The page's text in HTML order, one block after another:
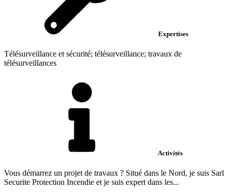
Expertises
Télésurveillance et sécurité; télésurveillance; travaux de
télésurveillances
Activités
Vous démarrez un projet de travaux ? Situé dans le Nord, je suis Sarl
Securite Protection Incendie et je suis expert dans les...